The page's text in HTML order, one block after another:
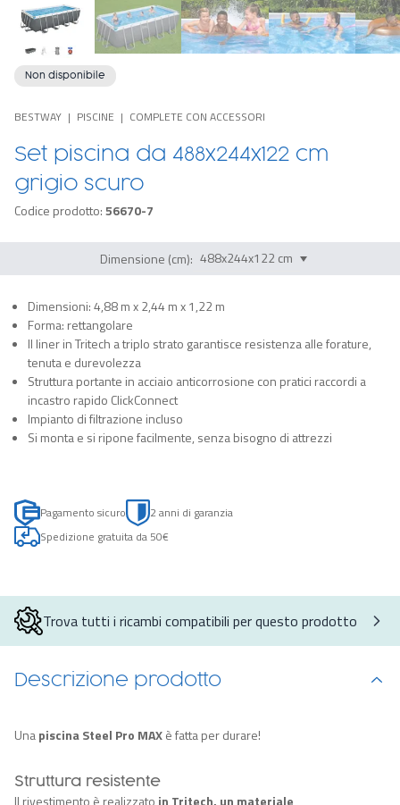
Non disponibile
BESTWAY PISCINE COMPLETE CON ACCESSORI
Set piscina da 488x244x122 cm
grigio scuro
Codice prodotto:56670-7
Dimensione (cm):
Dimensioni: 4,88 m x 2,44 m x 1,22 m
Forma: rettangolare
Il liner in Tritech a triplo strato garantisce resistenza alle forature,
tenuta e durevolezza
Struttura portante in acciaio anticorrosione con pratici raccordi a
incastro rapido ClickConnect
Impianto di filtrazione incluso
Si monta e si ripone facilmente, senza bisogno di attrezzi
Pagamento sicuro
2 anni di garanzia
Spedizione gratuita da 50€
Trova tutti i ricambi compatibili per questo prodotto
Descrizione prodotto
Unapiscina Steel Pro MAXè fatta per durare!
Struttura resistente
Il rivestimento è realizzato in Tritech, un materiale